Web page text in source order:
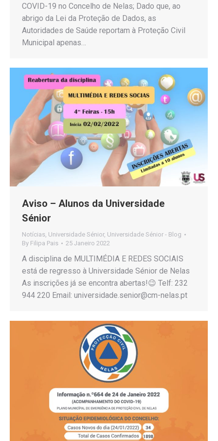
COVID-19 no Concelho de Nelas; Dado que, ao
abrigo da Lei da Proteção de Dados, as
Autoridades de Saúde reportam à Proteção Civil
Municipal apenas…
Aviso – Alunos da Universidade
Sénior
Notícias, Universidade Sénior, Universidade Sénior - Blog
By Filipa Pais 25 Janeiro 2022
A disciplina de MULTIMÉDIA E REDES SOCIAIS
está de regresso à Universidade Sénior de Nelas
As inscrições já se encontra abertas!😉 Telf: 232
944 220 Email: universidade.senior@cm-nelas.pt